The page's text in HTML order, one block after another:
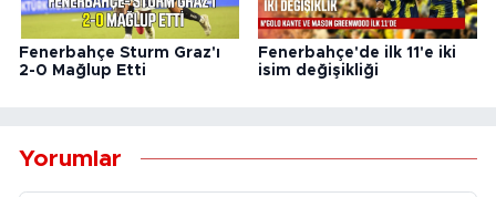
Fenerbahçe Sturm Graz'ı
2-0 Mağlup Etti
Fenerbahçe'de ilk 11'e iki
isim değişikliği
Yorumlar